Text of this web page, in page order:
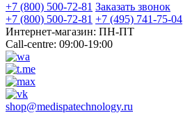
+7 (800) 500-72-81 Заказать звонок
+7 (800) 500-72-81 +7 (495) 741-75-04
Интернет-магазин: ПН-ПТ
Call-centre: 09:00-19:00
shop@medispatechnology.ru